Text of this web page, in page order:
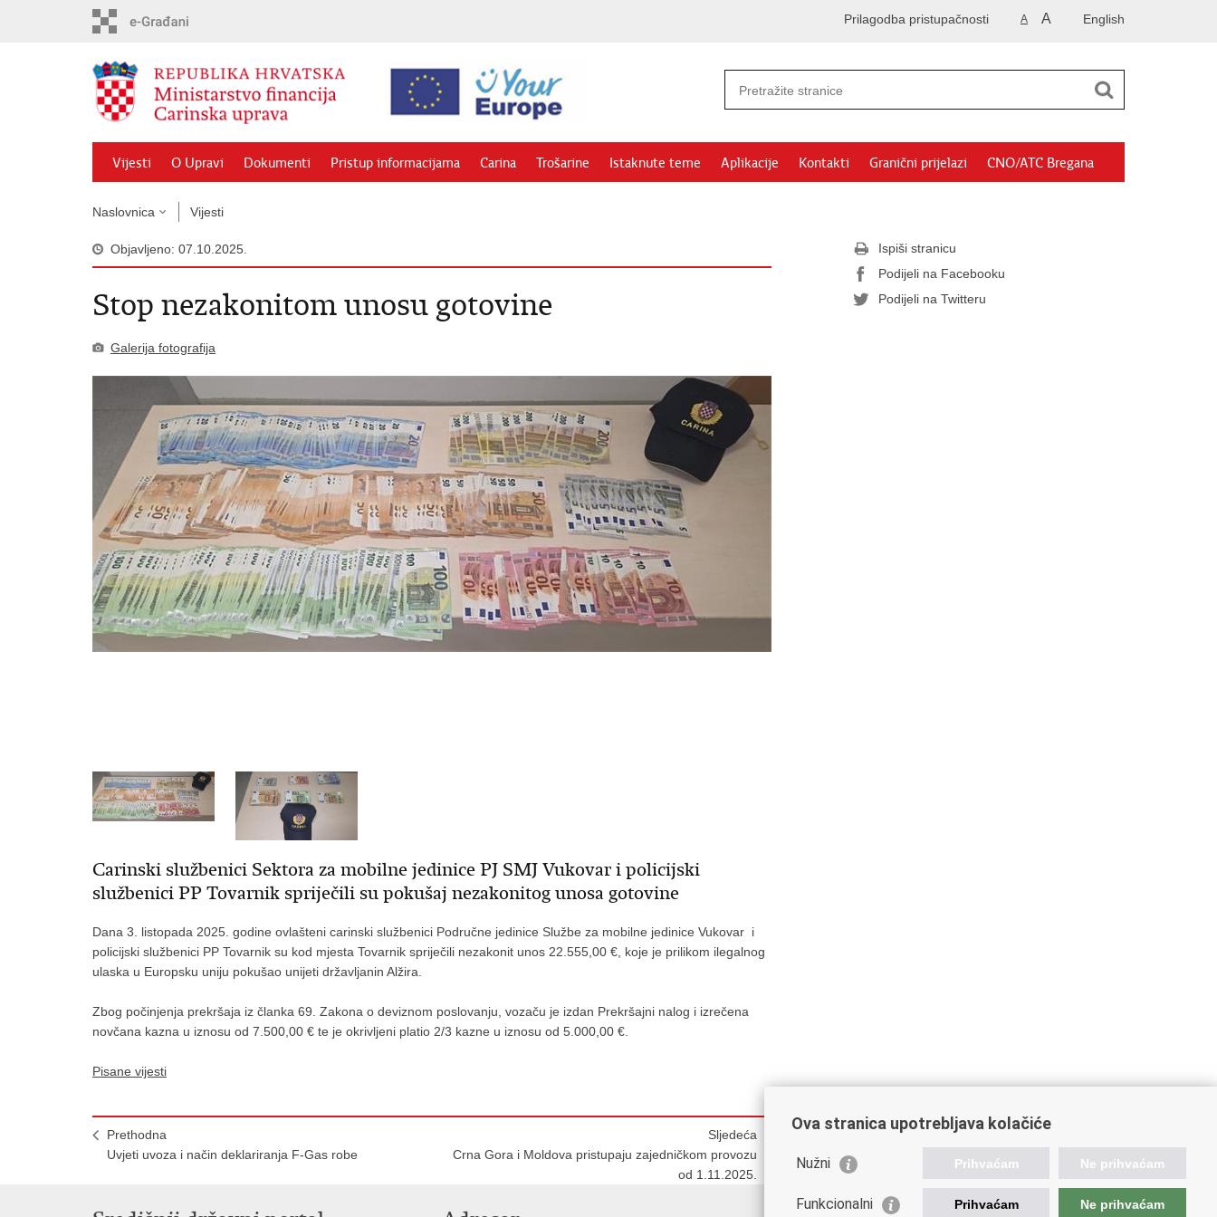
English
A A
Prilagodba pristupačnosti
Vijesti O Upravi Dokumenti Pristup informacijama Carina Trošarine Istaknute teme Aplikacije Kontakti Granični prijelazi CNO/ATC Bregana
Naslovnica Vijesti
Objavljeno: 07.10.2025.
Stop nezakonitom unosu gotovine
Galerija fotografija
Carinski službenici Sektora za mobilne jedinice PJ SMJ Vukovar i policijski
službenici PP Tovarnik spriječili su pokušaj nezakonitog unosa gotovine
Dana 3. listopada 2025. godine ovlašteni carinski službenici Područne jedinice Službe za mobilne jedinice Vukovar i
policijski službenici PP Tovarnik su kod mjesta Tovarnik spriječili nezakonit unos 22.555,00 €, koje je prilikom ilegalnog
ulaska u Europsku uniju pokušao unijeti državljanin Alžira.
Zbog počinjenja prekršaja iz članka 69. Zakona o deviznom poslovanju, vozaču je izdan Prekršajni nalog i izrečena
novčana kazna u iznosu od 7.500,00 € te je okrivljeni platio 2/3 kazne u iznosu od 5.000,00 €.
Pisane vijesti
Prethodna
Uvjeti uvoza i način deklariranja F-Gas robe
Sljedeća
Crna Gora i Moldova pristupaju zajedničkom provozu
od 1.11.2025.
Ispiši stranicu
Podijeli na Facebooku
Podijeli na Twitteru
Ova stranica upotrebljava kolačiće
Nužni Prihvaćam Ne prihvaćam
Funkcionalni Prihvaćam Ne prihvaćam